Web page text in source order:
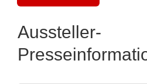
Aussteller-